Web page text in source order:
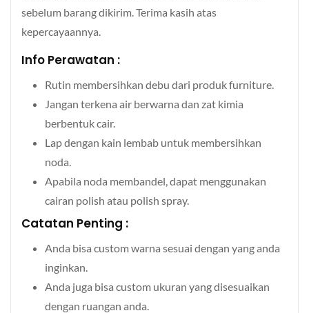
sebelum barang dikirim. Terima kasih atas
kepercayaannya.
Info Perawatan :
Rutin membersihkan debu dari produk furniture.
Jangan terkena air berwarna dan zat kimia
berbentuk cair.
Lap dengan kain lembab untuk membersihkan
noda.
Apabila noda membandel, dapat menggunakan
cairan polish atau polish spray.
Catatan Penting :
Anda bisa custom warna sesuai dengan yang anda
inginkan.
Anda juga bisa custom ukuran yang disesuaikan
dengan ruangan anda.